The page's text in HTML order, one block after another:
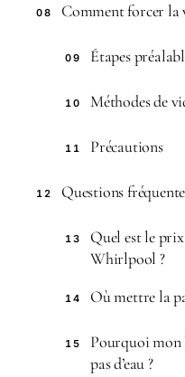
08 Comment forcer la
09 Étapes
10 Méthodes de
11 Précautions
12 Questions
13
Quel est le
Whirlpool ?
14 Où mettre la
15
Pourquoi mon
pas d’eau ?